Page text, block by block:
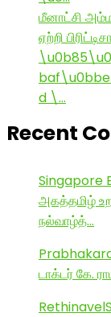
மீனாட்சி
ஏற்றி
d \…
Recent
Singapore
அகத்தமிழ்
நல்வாழ்த்…
டாக்டர் கே.